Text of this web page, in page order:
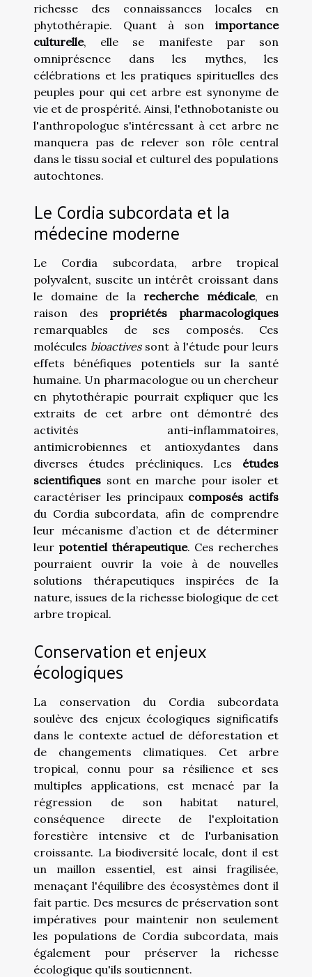
richesse des connaissances locales en
phytothérapie. Quant à son importance
culturelle, elle se manifeste par son
omniprésence dans les mythes, les
célébrations et les pratiques spirituelles des
peuples pour qui cet arbre est synonyme de
vie et de prospérité. Ainsi, l'ethnobotaniste ou
l'anthropologue s'intéressant à cet arbre ne
manquera pas de relever son rôle central
dans le tissu social et culturel des populations
autochtones.
Le Cordia subcordata et la
médecine moderne
Le Cordia subcordata, arbre tropical
polyvalent, suscite un intérêt croissant dans
le domaine de la recherche médicale, en
raison des propriétés pharmacologiques
remarquables de ses composés. Ces
molécules bioactivessont à l'étude pour leurs
effets bénéfiques potentiels sur la santé
humaine. Un pharmacologue ou un chercheur
en phytothérapie pourrait expliquer que les
extraits de cet arbre ont démontré des
activités anti-inflammatoires,
antimicrobiennes et antioxydantes dans
diverses études précliniques. Les études
scientifiques sont en marche pour isoler et
caractériser les principaux composés actifs
du Cordia subcordata, afin de comprendre
leur mécanisme d’action et de déterminer
leur potentiel thérapeutique. Ces recherches
pourraient ouvrir la voie à de nouvelles
solutions thérapeutiques inspirées de la
nature, issues de la richesse biologique de cet
arbre tropical.
Conservation et enjeux
écologiques
La conservation du Cordia subcordata
soulève des enjeux écologiques significatifs
dans le contexte actuel de déforestation et
de changements climatiques. Cet arbre
tropical, connu pour sa résilience et ses
multiples applications, est menacé par la
régression de son habitat naturel,
conséquence directe de l'exploitation
forestière intensive et de l'urbanisation
croissante. La biodiversité locale, dont il est
un maillon essentiel, est ainsi fragilisée,
menaçant l'équilibre des écosystèmes dont il
fait partie. Des mesures de préservation sont
impératives pour maintenir non seulement
les populations de Cordia subcordata, mais
également pour préserver la richesse
écologique qu'ils soutiennent.